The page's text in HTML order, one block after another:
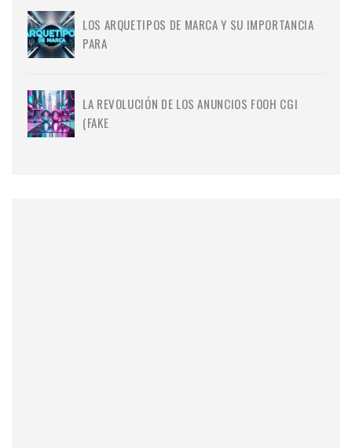
LOS ARQUETIPOS DE MARCA Y SU IMPORTANCIA
PARA
LA REVOLUCIÓN DE LOS ANUNCIOS FOOH CGI
(FAKE